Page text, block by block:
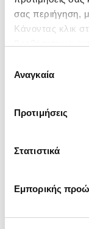
σας περιήγηση,
Κάνοντας κλικ
ενδιαφέρουν
συγκατάθεσης
Αναγκαία
Προτιμήσεις
Στατιστικά
Εμπορικής